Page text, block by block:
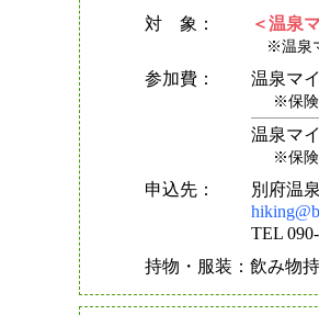
対 象： ＜温泉
※温泉
参加費： 温泉マ
※保険
温泉マ
※保険
申込先：
別府温
TEL
持物・服装：飲み物